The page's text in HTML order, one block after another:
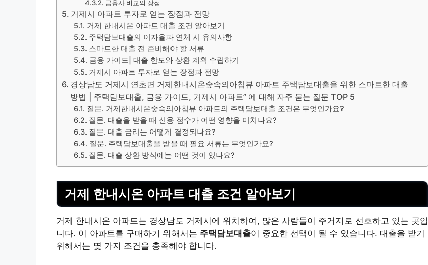
금융사 비교의 장점
거제시 아파트 투자로 얻는 장점과 전망
거제 한내시온 아파트 대출 조건 알아보기
주택담보대출의 이자율과 연체 시 유의사항
스마트한 대출 전 준비해야 할 서류
금융 가이드| 대출 한도와 상환 계획 수립하기
거제시 아파트 투자로 얻는 장점과 전망
경상남도 거제시 연초면 거제한내시온숲속의아침뷰 아파트 주택담보대출을 위한 스마트한 대출
방법 | 주택담보대출, 금융 가이드, 거제시 아파트” 에 대해 자주 묻는 질문 TOP 5
질문. 거제한내시온숲속의아침뷰 아파트의 주택담보대출 조건은 무엇인가요?
질문. 대출을 받을 때 신용 점수가 어떤 영향을 미치나요?
질문. 대출 금리는 어떻게 결정되나요?
질문. 주택담보대출을 받을 때 필요 서류는 무엇인가요?
질문. 대출 상환 방식에는 어떤 것이 있나요?
거제 한내시온 아파트 대출 조건 알아보기
거제 한내시온 아파트는 경상남도 거제시에 위치하여, 많은 사람들이 주거지로 선호하고 있는 곳입
니다. 이 아파트를 구매하기 위해서는 주택담보대출이 중요한 선택이 될 수 있습니다. 대출을 받기
위해서는 몇 가지 조건을 충족해야 합니다.